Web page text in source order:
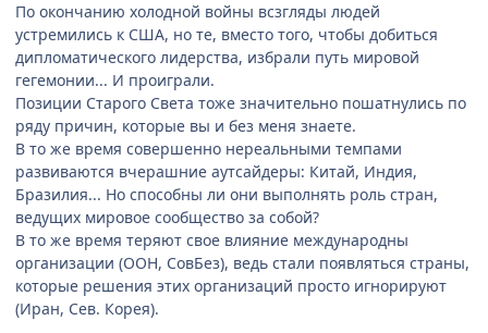
По окончанию холодной войны всзгляды людей
устремились к США, но те, вместо того, чтобы добиться
дипломатического лидерства, избрали путь мировой
гегемонии... И проиграли.
Позиции Старого Света тоже значительно пошатнулись по
ряду причин, которые вы и без меня знаете.
В то же время совершенно нереальными темпами
развиваются вчерашние аутсайдеры: Китай, Индия,
Бразилия... Но способны ли они выполнять роль стран,
ведущих мировое сообщество за собой?
В то же время теряют свое влияние международны
организации (ООН, СовБез), ведь стали появляться страны,
которые решения этих организаций просто игнорируют
(Иран, Сев. Корея).